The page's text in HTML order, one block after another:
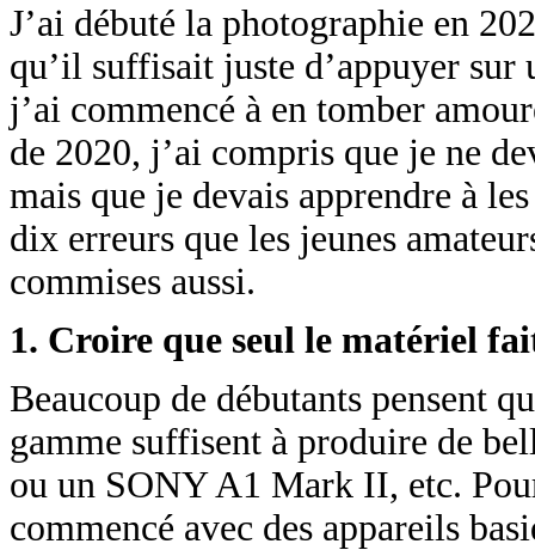
J’ai débuté la photographie en
qu’il suffisait juste d’appuyer
j’ai commencé à en tomber
de 2020, j’ai compris que je ne
mais que je devais apprendre à
dix erreurs que les jeunes
commises aussi.
1. Croire que seul le matériel
Beaucoup de débutants pensent
gamme suffisent à produire de
ou un SONY A1 Mark II, etc.
commencé avec des appareils